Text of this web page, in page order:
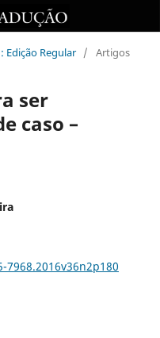
Edição Regular / Artigos
ser
caso –